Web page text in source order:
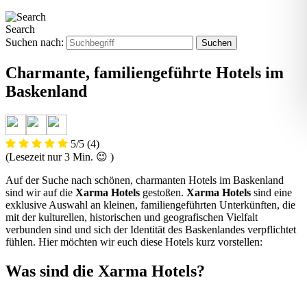
Search
Suchen nach:
Charmante, familiengeführte Hotels im
Baskenland
5/5 (4)
(Lesezeit nur 3 Min. 😉 )
Auf der Suche nach schönen, charmanten Hotels im Baskenland
sind wir auf die Xarma Hotels gestoßen. Xarma Hotels sind eine
exklusive Auswahl an kleinen, familiengeführten Unterkünften, die
mit der kulturellen, historischen und geografischen Vielfalt
verbunden sind und sich der Identität des Baskenlandes verpflichtet
fühlen. Hier möchten wir euch diese Hotels kurz vorstellen:
Was sind die Xarma Hotels?